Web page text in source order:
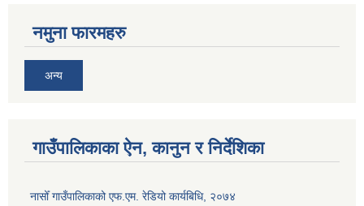
नमुना फारमहरु
अन्य
गाउँपालिकाका ऐन, कानुन र निर्देशिका
नासोँ गाउँपालिकाको एफ.एम. रेडियो कार्यबिधि, २०७४